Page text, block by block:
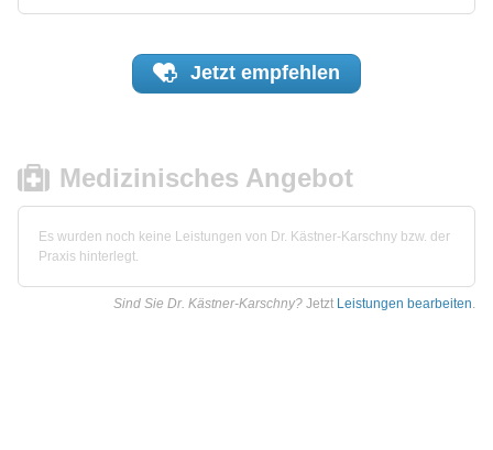
Jetzt empfehlen
Medizinisches Angebot
Es wurden noch keine Leistungen von Dr. Kästner-Karschny bzw. der
Praxis hinterlegt.
Sind Sie Dr. Kästner-Karschny? Jetzt Leistungen bearbeiten.